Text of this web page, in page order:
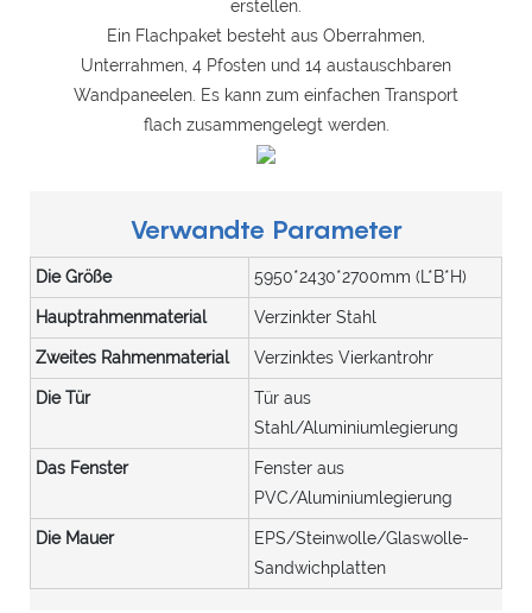
erstellen.
Ein Flachpaket besteht aus Oberrahmen,
Unterrahmen, 4 Pfosten und 14 austauschbaren
Wandpaneelen. Es kann zum einfachen Transport
flach zusammengelegt werden.
Verwandte Parameter
Die Größe 5950*2430*2700mm (L*B*H)
Hauptrahmenmaterial Verzinkter Stahl
Zweites Rahmenmaterial Verzinktes Vierkantrohr
Die Tür
Tür aus
Stahl/Aluminiumlegierung
Das Fenster
Fenster aus
PVC/Aluminiumlegierung
Die Mauer
EPS/Steinwolle/Glaswolle-
Sandwichplatten